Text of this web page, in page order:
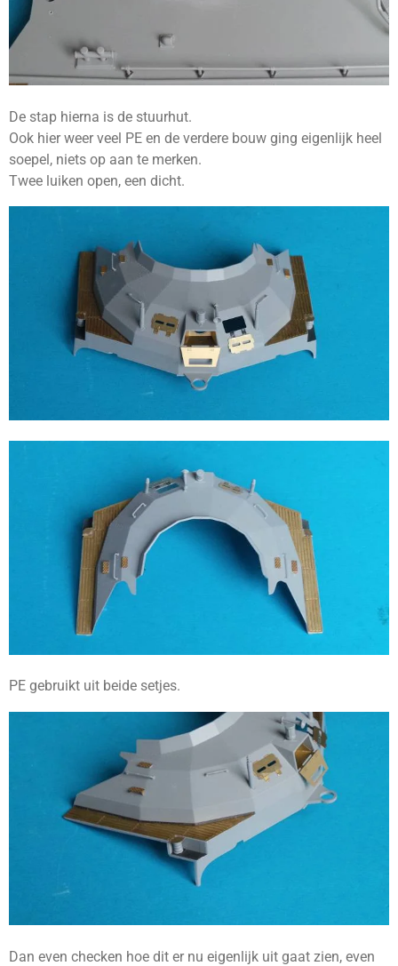
De stap hierna is de stuurhut.
Ook hier weer veel PE en de verdere bouw ging eigenlijk heel
soepel, niets op aan te merken.
Twee luiken open, een dicht.
PE gebruikt uit beide setjes.
Dan even checken hoe dit er nu eigenlijk uit gaat zien, even